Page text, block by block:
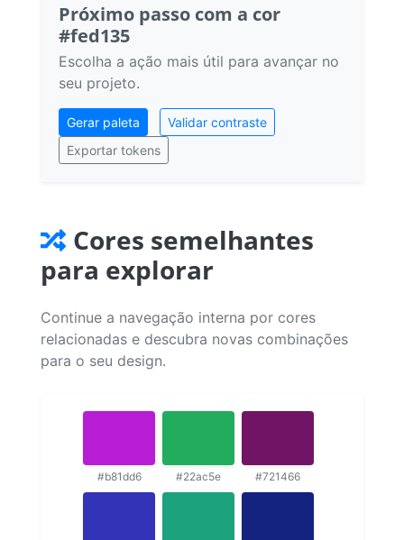
Próximo passo com a cor
#fed135
Escolha a ação mais útil para avançar no
seu projeto.
Gerar paleta
Validar contraste
Exportar tokens
Cores semelhantes
para explorar
Continue a navegação interna por cores
relacionadas e descubra novas combinações
para o seu design.
#b81dd6 #22ac5e #721466